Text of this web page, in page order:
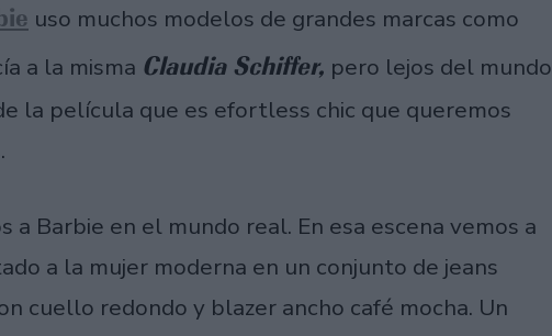
uso muchos modelos de grandes marcas como
a la misma Claudia Schiffer, pero lejos del mundo
la película que es efortless chic que queremos
a Barbie en el mundo real. En esa escena vemos a
a la mujer moderna en un conjunto de jeans
cuello redondo y blazer ancho café mocha. Un